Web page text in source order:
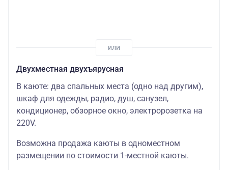
Двухместная двухъярусная
В каюте: два спальных места (одно над другим),
шкаф для одежды, радио, душ, санузел,
кондиционер, обзорное окно, электророзетка на
220V.
Возможна продажа каюты в одноместном
размещении по стоимости 1-местной каюты.